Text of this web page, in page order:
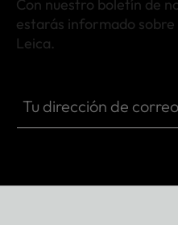
Con nuestro boletín de
estarás informado
Leica.